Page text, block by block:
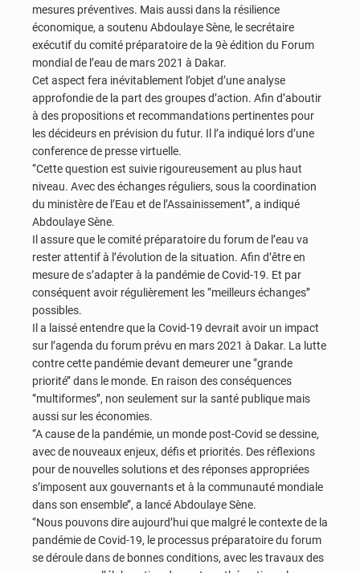
mesures préventives. Mais aussi dans la résilience
économique, a soutenu Abdoulaye Sène, le secrétaire
exécutif du comité préparatoire de la 9è édition du Forum
mondial de l’eau de mars 2021 à Dakar.
Cet aspect fera inévitablement l’objet d’une analyse
approfondie de la part des groupes d’action. Afin d’aboutir
à des propositions et recommandations pertinentes pour
les décideurs en prévision du futur. Il l’a indiqué lors d’une
conference de presse virtuelle.
‘’Cette question est suivie rigoureusement au plus haut
niveau. Avec des échanges réguliers, sous la coordination
du ministère de l’Eau et de l’Assainissement’’, a indiqué
Abdoulaye Sène.
Il assure que le comité préparatoire du forum de l’eau va
rester attentif à l’évolution de la situation. Afin d’être en
mesure de s’adapter à la pandémie de Covid-19. Et par
conséquent avoir régulièrement les ‘’meilleurs échanges’’
possibles.
Il a laissé entendre que la Covid-19 devrait avoir un impact
sur l’agenda du forum prévu en mars 2021 à Dakar. La lutte
contre cette pandémie devant demeurer une ‘’grande
priorité’’ dans le monde. En raison des conséquences
‘’multiformes’’, non seulement sur la santé publique mais
aussi sur les économies.
‘’A cause de la pandémie, un monde post-Covid se dessine,
avec de nouveaux enjeux, défis et priorités. Des réflexions
pour de nouvelles solutions et des réponses appropriées
s’imposent aux gouvernants et à la communauté mondiale
dans son ensemble’’, a lancé Abdoulaye Sène.
‘’Nous pouvons dire aujourd’hui que malgré le contexte de la
pandémie de Covid-19, le processus préparatoire du forum
se déroule dans de bonnes conditions, avec les travaux des